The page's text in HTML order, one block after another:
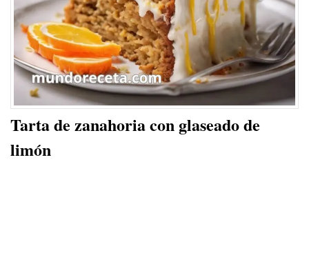
Tarta de zanahoria con glaseado de
limón